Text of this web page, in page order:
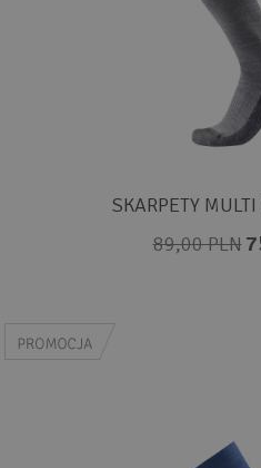
SKARPETY
89,00 PLN